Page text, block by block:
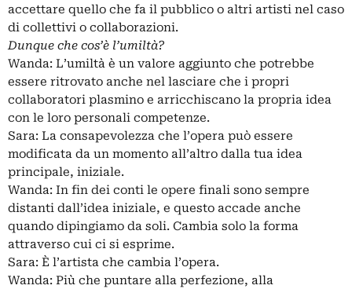
accettare quello che fa il pubblico o altri artisti nel caso
di collettivi o collaborazioni.
Dunque che cos’è l’umiltà?
Wanda: L’umiltà è un valore aggiunto che potrebbe
essere ritrovato anche nel lasciare che i propri
collaboratori plasmino e arricchiscano la propria idea
con le loro personali competenze.
Sara: La consapevolezza che l’opera può essere
modificata da un momento all’altro dalla tua idea
principale, iniziale.
Wanda: In fin dei conti le opere finali sono sempre
distanti dall’idea iniziale, e questo accade anche
quando dipingiamo da soli. Cambia solo la forma
attraverso cui ci si esprime.
Sara: È l’artista che cambia l’opera.
Wanda: Più che puntare alla perfezione, alla